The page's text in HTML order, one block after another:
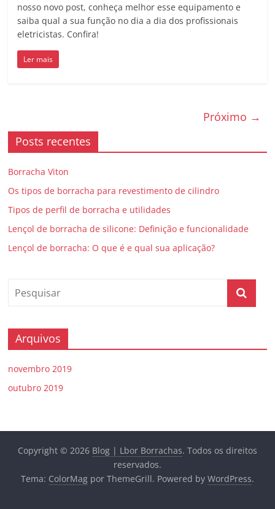
nosso novo post, conheça melhor esse equipamento e
saiba qual a sua função no dia a dia dos profissionais
eletricistas. Confira!
Ler mais
Próximo →
Posts recentes
Borracha Viton
Os tipos de borracha para revestimento de cilindro
Tipos de perfil de borracha e utilidades
Lençol de borracha de silicone: Definição e funcionalidade
Lençol de borracha: O que é e qual sua aplicação?
Arquivos
novembro 2019
outubro 2019
Copyright © 2026 Blog | Lbor Borrachas. Todos os direitos
reservados.
Tema: ColorMagpor ThemeGrill. Powered by WordPress.